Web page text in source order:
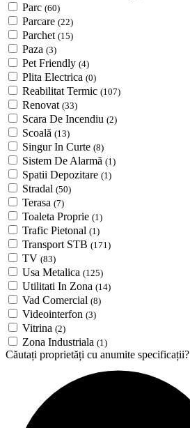
Parc (60)
Parcare (22)
Parchet (15)
Paza (3)
Pet Friendly (4)
Plita Electrica (0)
Reabilitat Termic (107)
Renovat (33)
Scara De Incendiu (2)
Scoală (13)
Singur In Curte (8)
Sistem De Alarmă (1)
Spatii Depozitare (1)
Stradal (50)
Terasa (7)
Toaleta Proprie (1)
Trafic Pietonal (1)
Transport STB (171)
TV (83)
Usa Metalica (125)
Utilitati In Zona (14)
Vad Comercial (8)
Videointerfon (3)
Vitrina (2)
Zona Industriala (1)
Căutați proprietăți cu anumite specificații?